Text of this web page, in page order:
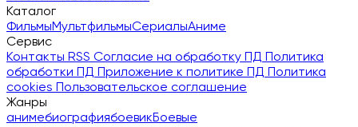
Каталог
ФильмыМультфильмыСериалыАниме
Сервис
Контакты RSS Согласие на обработку ПД Политика
обработки ПД Приложение к политике ПД Политика
cookies Пользовательское соглашение
Жанры
анимебиографиябоевикБоевые